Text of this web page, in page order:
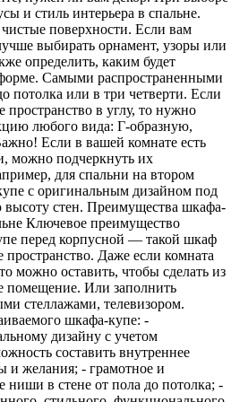
и стиль интерьера в спальне.
поверхности. Если вам
выбирать орнамент, узоры или
определить, каким будет
Самыми распространенными
потолка или в три четверти. Если
пространство в углу, то нужно
любого вида: Г-образную,
Если в вашей комнате есть
можно подчеркнуть их
для спальни на втором
с оригинальным дизайном под
высоту стен. Преимущества шкафа-
Ключевое преимущество
перед корпусной — такой шкаф
пространство. Даже если комната
можно оставить, чтобы сделать из
помещение. Или заполнить
стеллажами, телевизором.
шкафа-купе: -
дизайну с учетом
составить внутреннее
и желания; - грамотное и
ниши в стене от пола до потолка; -